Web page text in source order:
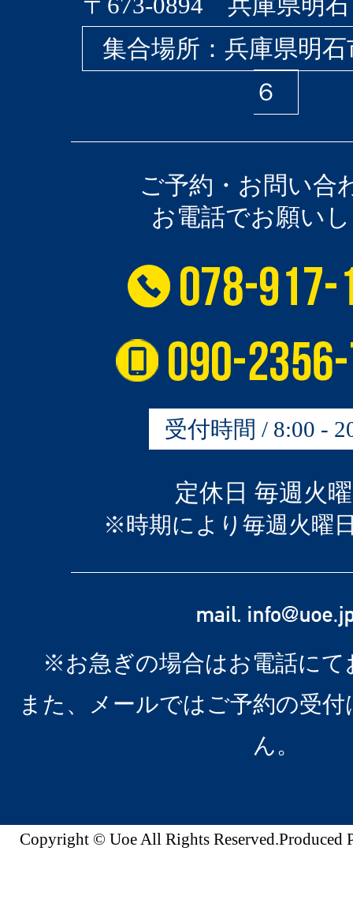
集合場所：兵庫県明
６
ご予約・お問い合
お電話でお願い
受付時間 / 8:00 -
定休日 毎週火
※時期により毎週火曜
※お急ぎの場合はお電話にて
また、メールではご予約の受
ん。
Copyright © Uoe All Rights Reserved.Produced